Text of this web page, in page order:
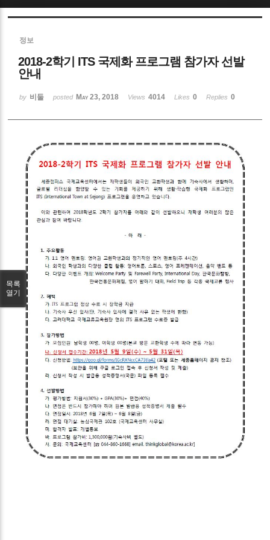
정보
2018-2학기 ITS 국제화 프로그램 참가자 선발
안내
by 비둘 posted May 23, 2018 Views 4014 Likes 0 Replies 0
목록
열기
Sketchbook5, 스케치북5
Sketchbook5, 스케치북5